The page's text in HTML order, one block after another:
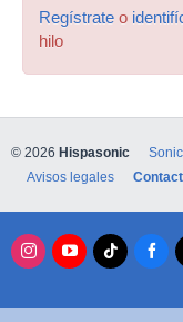
Regístrate o
hilo
© 2026 Hispasonic
Avisos legales